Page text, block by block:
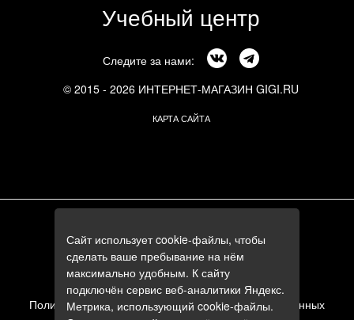
Учебный центр
Следите за нами:
© 2015 - 2026 ИНТЕРНЕТ-МАГАЗИН GIGI.RU
КАРТА САЙТА
+7 (495) 644-84-05
+7 (985) 644-84-05
e-mail:
zakaz@gigi.ru
Политика в отношении обработки персональных данных
Сайт использует cookie-файлы, чтобы
сделать ваше пребывание на нём
максимально удобным. К сайту
подключён сервис веб-аналитики Яндекс.
Метрика, использующий cookie-файлы.